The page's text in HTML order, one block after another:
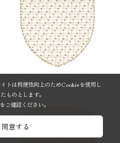
zl_s039
トは利便性向上のためCookieを使用し
ものとします。
ご確認ください。
同意する